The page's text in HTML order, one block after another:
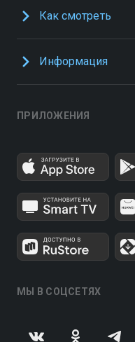
Как смотреть
Информация
ПРИЛОЖЕНИЯ
МЫ В СОЦСЕТЯХ